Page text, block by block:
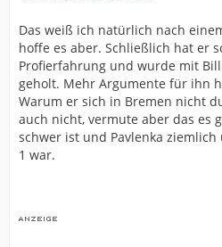
Das weiß ich natürlich nach
hoffe es aber. Schließlich hat er
Profierfahrung und wurde mit
geholt. Mehr Argumente für ihn
Warum er sich in Bremen nicht
auch nicht, vermute aber das es
schwer ist und Pavlenka
1 war.